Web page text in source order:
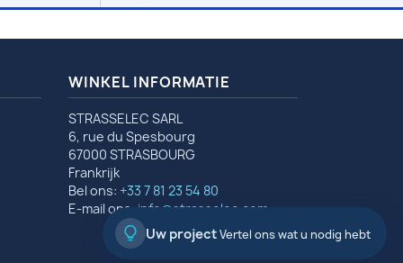
WINKEL INFORMATIE
STRASSELEC SARL
6, rue du Spesbourg
67000 STRASBOURG
Frankrijk
Bel ons: +33 7 81 23 54 80
E-mail ons: info@strasselec.com
Uw projectVertel ons wat u nodig hebt